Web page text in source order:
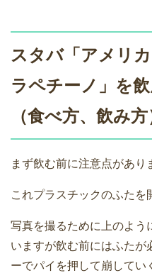
スタバ「アメリ
ラペチーノ」を
（食べ方、飲み方
まず飲む前に注意点があり
これプラスチックのふたを
写真を撮るために上のよう
いますが飲む前にはふたが
ーでパイを押して崩してい